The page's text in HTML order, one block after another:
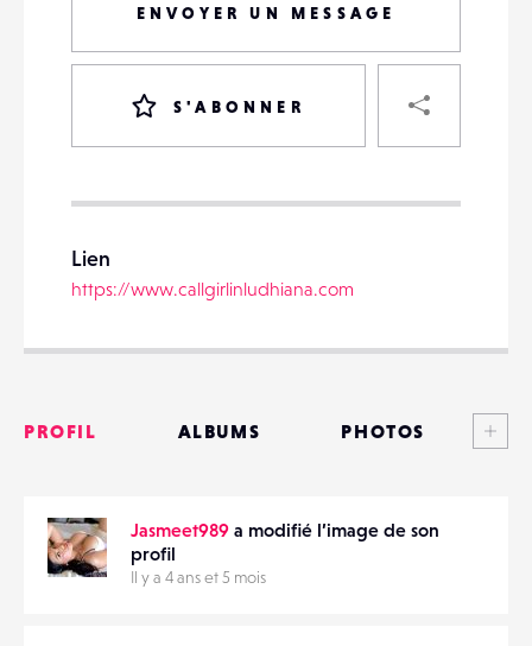
ENVOYER UN MESSAGE
S'ABONNER
EMAIL
Lien
https://www.callgirlinludhiana.com
PROFIL ALBUMS PHOTOS
MATÉRIELS
Jasmeet989 a modifié l’image de son
profil
Il y a 4 ans et 5 mois